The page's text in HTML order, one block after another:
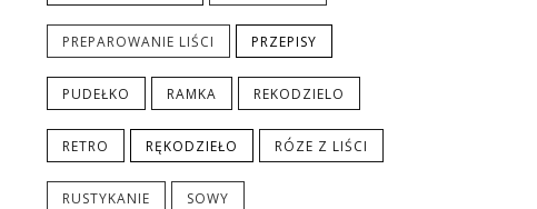
PREPAROWANIE LIŚCI PRZEPISY
PUDEŁKO RAMKA REKODZIELO
RETRO RĘKODZIEŁO RÓZE Z LIŚCI
RUSTYKANIE SOWY